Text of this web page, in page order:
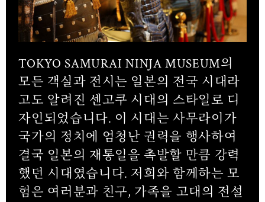
TOKYO SAMURAI NINJA MUSEUM의
모든 객실과 전시는 일본의 전국 시대라
고도 알려진 센고쿠 시대의 스타일로 디
자인되었습니다. 이 시대는 사무라이가
국가의 정치에 엄청난 권력을 행사하여
결국 일본의 재통일을 촉발할 만큼 강력
했던 시대였습니다. 저희와 함께하는 모
험은 여러분과 친구, 가족을 고대의 전설